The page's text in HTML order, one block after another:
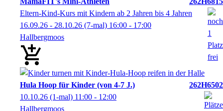
Eltern-Kind-Kurs mit Kindern ab 2 Jahren bis 4 Jahren
16.09.26 - 28.10.26 (7-mal) 16:00 - 17:00
Hallbergmoos
Hula Hoop für Kinder (von 4-7 J.)
262H6502
10.10.26 (1-mal) 11:00 - 12:00
Hallbergmoos